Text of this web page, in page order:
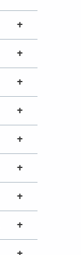
+
+
+
+
+
+
+
+